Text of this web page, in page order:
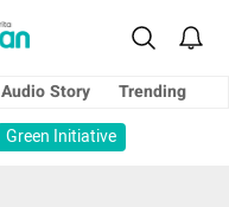
Audio Story
Trending
Green Initiative